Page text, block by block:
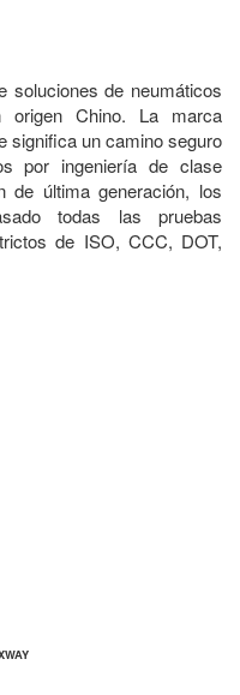
soluciones de neumáticos
Chino. La marca
significa un camino seguro
por ingeniería de clase
de última generación, los
todas las pruebas
de ISO, CCC, DOT,